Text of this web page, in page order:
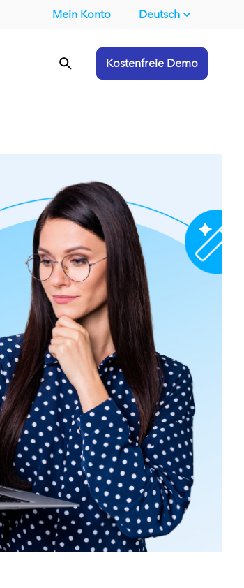
Mein Konto Deutsch
Kostenfreie Demo